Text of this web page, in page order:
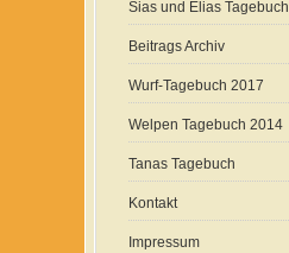
Sias und Elias Tagebuch
Beitrags Archiv
Wurf-Tagebuch 2017
Welpen Tagebuch 2014
Tanas Tagebuch
Kontakt
Impressum